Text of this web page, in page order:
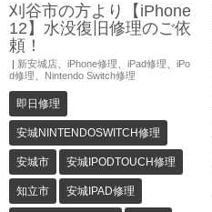
刈谷市の方より【iPhone
12】水没復旧修理のご依
頼！
| 新安城店 iPhone修理 iPad修理
iPo
d修理
Nintendo Switch修理
即日修理
安城NINTENDOSWITCH修理
安城市 安城IPODTOUCH修理
知立市 安城IPAD修理